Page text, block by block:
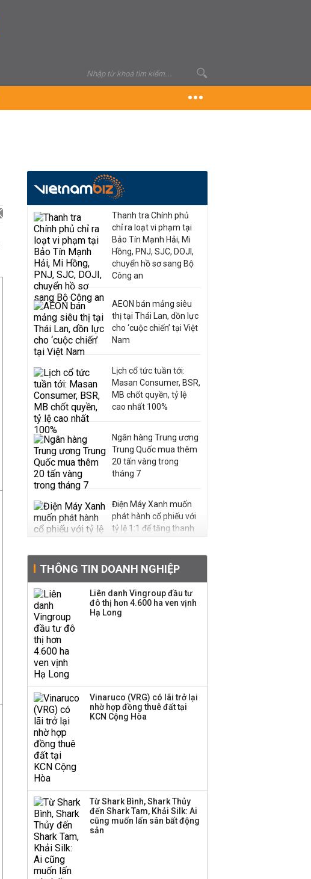
Thanh tra Chính phủ
chỉ ra loạt vi phạm tại
Bảo Tín Mạnh Hải, Mi
Hồng, PNJ, SJC, DOJI,
chuyển hồ sơ sang Bộ
Công an
AEON bán mảng siêu
thị tại Thái Lan, dồn lực
cho ‘cuộc chiến’ tại Việt
Nam
Lịch cổ tức tuần tới:
Masan Consumer, BSR,
MB chốt quyền, tỷ lệ
cao nhất 100%
Ngân hàng Trung ương
Trung Quốc mua thêm
20 tấn vàng trong
tháng 7
Điện Máy Xanh muốn
phát hành cổ phiếu với
tỷ lệ 1:1 để tăng thanh
Sau nhịp điều chỉnh
mạnh, CTCK nhìn thấy
cơ hội ở nhóm cổ phiếu
nào?
hàng
TOP 10 ngân hàng lãi
Công ty 100 tỷ của
Huấn Hoa Hồng bỗng
dưng ‘biến mất’, một
THÔNG TIN DOANH NGHIỆP
Liên danh Vingroup đầu tư
đô thị hơn 4.600 ha ven vịnh
Hạ Long
Vinaruco (VRG) có lãi trở lại
nhờ hợp đồng thuê đất tại
KCN Cộng Hòa
Từ Shark Bình, Shark Thủy
đến Shark Tam, Khải Silk: Ai
cũng muốn lấn sân bất động
sản